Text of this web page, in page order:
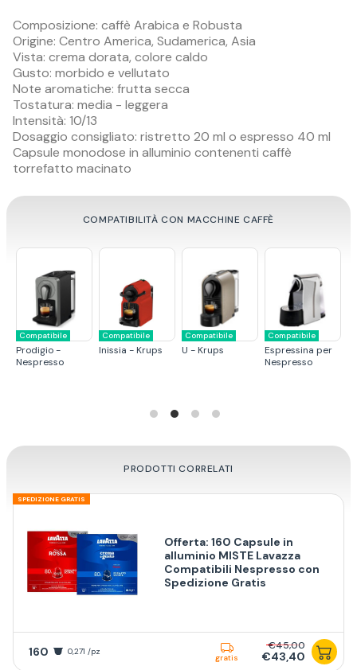
Composizione: caffè Arabica e Robusta
Origine: Centro America, Sudamerica, Asia
Vista: crema dorata, colore caldo
Gusto: morbido e vellutato
Note aromatiche: frutta secca
Tostatura: media - leggera
Intensità: 10/13
Dosaggio consigliato: ristretto 20 ml o espresso 40 ml
Capsule monodose in alluminio contenenti caffè
torrefatto macinato
COMPATIBILITÀ CON MACCHINE CAFFÈ
Compatibile
Citiz - Krups
Compatibile
Pixie - Krups
Compatibile
Essenza - Krups
Compatibile
U - De Longhi
PRODOTTI CORRELATI
SPEDIZIONE GRATIS
Offerta: 160 Capsule in
alluminio MISTE Lavazza
Compatibili Nespresso con
Spedizione Gratis
160 0,271 /pz
gratis
€45,00
€43,40